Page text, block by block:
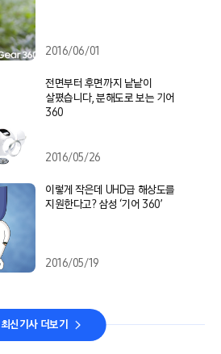
2016/06/01
전면부터 후면까지 낱낱이
살폈습니다, 분해도로 보는 기어
360
2016/05/26
이렇게 작은데 UHD급 해상도를
지원한다고? 삼성 ‘기어 360’
2016/05/19
최신기사 더보기